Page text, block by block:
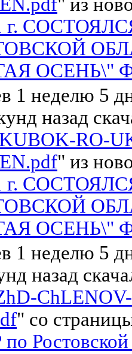
г.
ОСЕНЬ\"
1 неделю 5
назад
RO-
" из
г.
ОСЕНЬ\"
1 неделю 5
назад
" со
Ростовской